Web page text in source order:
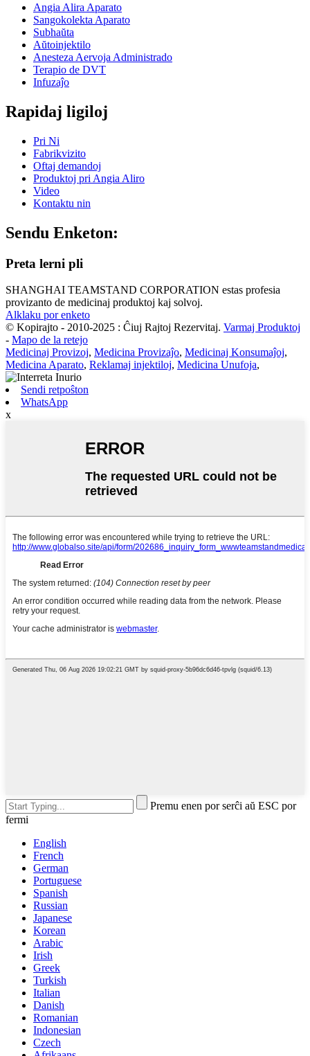
Angia Alira Aparato
Sangokolekta Aparato
Subhaŭta
Aŭtoinjektilo
Anesteza Aervoja Administrado
Terapio de DVT
Infuzaĵo
Rapidaj ligiloj
Pri Ni
Fabrikvizito
Oftaj demandoj
Produktoj pri Angia Aliro
Video
Kontaktu nin
Sendu Enketon:
Preta lerni pli
SHANGHAI TEAMSTAND CORPORATION estas profesia
provizanto de medicinaj produktoj kaj solvoj.
Alklaku por enketo
© Kopirajto - 2010-2025 : Ĉiuj Rajtoj Rezervitaj. Varmaj Produktoj
- Mapo de la retejo
Medicinaj Provizoj, Medicina Provizaĵo, Medicinaj Konsumaĵoj,
Medicina Aparato, Reklamaj injektiloj, Medicina Unufoja,
Sendi retpoŝton
WhatsApp
x
Premu enen por serĉi aŭ ESC por
fermi
English
French
German
Portuguese
Spanish
Russian
Japanese
Korean
Arabic
Irish
Greek
Turkish
Italian
Danish
Romanian
Indonesian
Czech